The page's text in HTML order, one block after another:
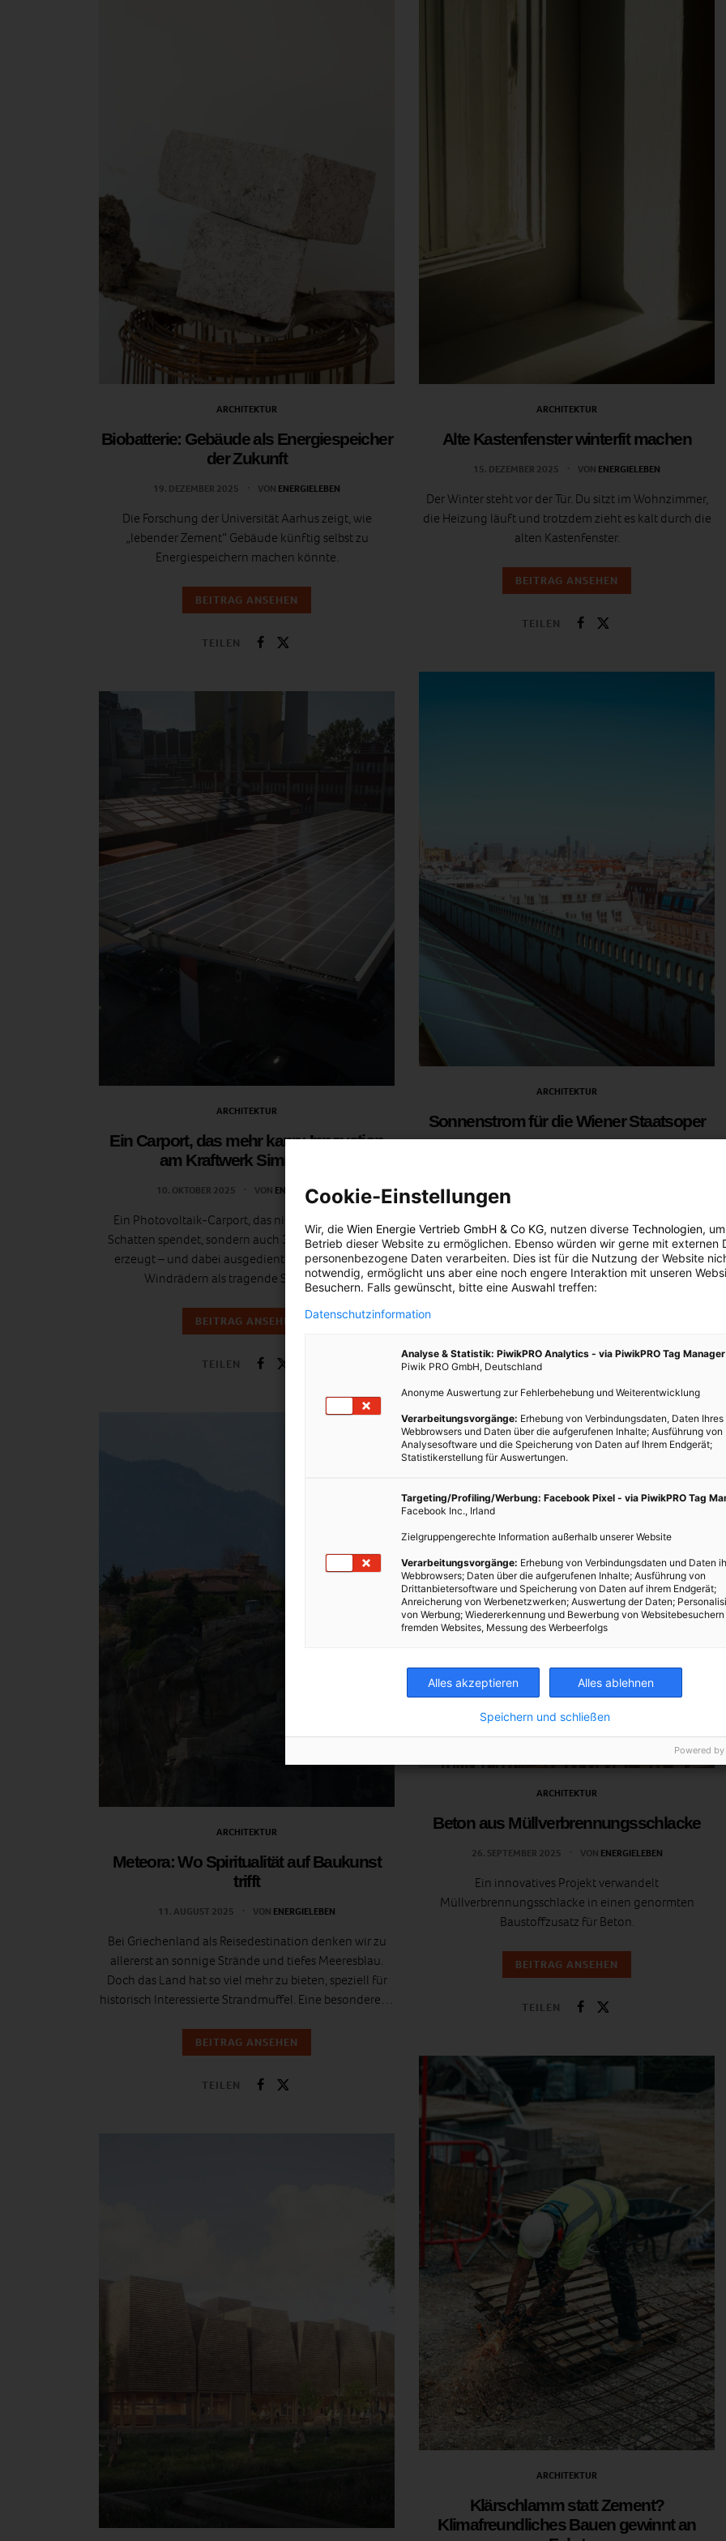
ARCHITEKTUR
Biobatterie: Gebäude als Energiespeicher
der Zukunft
19. DEZEMBER 2025 VON ENERGIELEBEN
Die Forschung der Universität Aarhus zeigt, wie
„lebender Zement“ Gebäude künftig selbst zu
Energiespeichern machen könnte.
BEITRAG ANSEHEN
TEILEN
ARCHITEKTUR
Ein Carport, das mehr kann: Innovation
am Kraftwerk Simmering
10. OKTOBER 2025 VON ENERGIELEBEN
Ein Photovoltaik-Carport, das nicht nur 100 Autos
Schatten spendet, sondern auch 330 kWp Ökostrom
erzeugt – und dabei ausgediente Rotorblätter von
Windrädern als tragende Steher nutzt!
BEITRAG ANSEHEN
TEILEN
ARCHITEKTUR
Meteora: Wo Spiritualität auf Baukunst
trifft
11. AUGUST 2025 VON ENERGIELEBEN
Bei Griechenland als Reisedestination denken wir zu
allererst an sonnige Strände und tiefes Meeresblau.
Doch das Land hat so viel mehr zu bieten, speziell für
historisch Interessierte Strandmuffel. Eine besondere…
BEITRAG ANSEHEN
TEILEN
ARCHITEKTUR
Alte Kastenfenster winterfit machen
15. DEZEMBER 2025 VON ENERGIELEBEN
Der Winter steht vor der Tür. Du sitzt im Wohnzimmer,
die Heizung läuft und trotzdem zieht es kalt durch die
alten Kastenfenster.
BEITRAG ANSEHEN
TEILEN
ARCHITEKTUR
Sonnenstrom für die Wiener Staatsoper
Sonnenkraftwerk und zeigt eindrucksvoll, dass auch
Energiewende leisten können.
BEITRAG ANSEHEN
ARCHITEKTUR
Beton aus Müllverbrennungsschlacke
26. SEPTEMBER 2025 VON ENERGIELEBEN
Ein innovatives Projekt verwandelt
Müllverbrennungsschlacke in einen genormten
Baustoffzusatz für Beton.
BEITRAG ANSEHEN
TEILEN
ARCHITEKTUR
Klärschlamm statt Zement?
Klimafreundliches Bauen gewinnt an
Cookie-Einstellungen
Wir, die Wien Energie Vertrieb GmbH & Co KG, nutzen diverse Technologien,
Betrieb dieser Website zu ermöglichen. Ebenso würden wir gerne mit externen
personenbezogene Daten verarbeiten. Dies ist für die Nutzung der Website
notwendig, ermöglicht uns aber eine noch engere Interaktion mit unseren
Besuchern. Falls gewünscht, bitte eine Auswahl treffen:
Datenschutzinformation
Analyse & Statistik: PiwikPRO Analytics - via PiwikPRO Tag Manager
Piwik PRO GmbH, Deutschland
Anonyme Auswertung zur Fehlerbehebung und Weiterentwicklung
Verarbeitungsvorgänge: Erhebung von Verbindungsdaten, Daten Ihres
Webbrowsers und Daten über die aufgerufenen Inhalte; Ausführung von
Analysesoftware und die Speicherung von Daten auf Ihrem Endgerät;
Statistikerstellung für Auswertungen.
Targeting/Profiling/Werbung: Facebook Pixel - via PiwikPRO Tag
Facebook Inc., Irland
Zielgruppengerechte Information außerhalb unserer Website
Verarbeitungsvorgänge: Erhebung von Verbindungsdaten und Daten
Webbrowsers; Daten über die aufgerufenen Inhalte; Ausführung von
Drittanbietersoftware und Speicherung von Daten auf ihrem Endgerät;
Anreicherung von Werbenetzwerken; Auswertung der Daten;
von Werbung; Wiedererkennung und Bewerbung von
fremden Websites, Messung des Werbeerfolgs
Alles akzeptieren Alles ablehnen
Speichern und schließen
Powered by